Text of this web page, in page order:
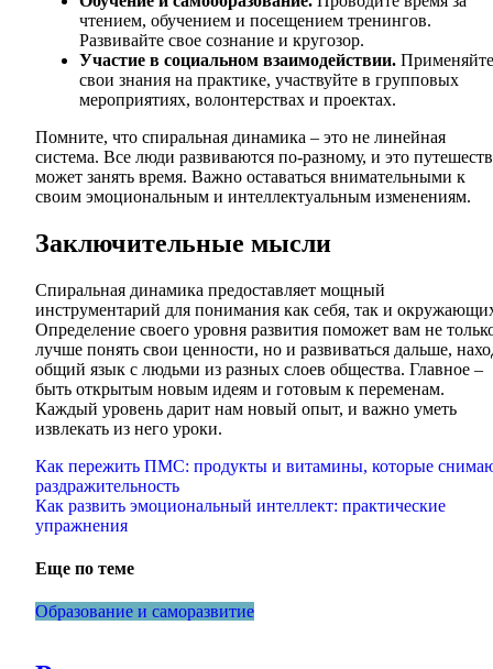
чтением, обучением и посещением тренингов.
Развивайте свое сознание и кругозор.
Участие в социальном взаимодействии. Применяйте
свои знания на практике, участвуйте в групповых
мероприятиях, волонтерствах и проектах.
Помните, что спиральная динамика – это не линейная
система. Все люди развиваются по-разному, и это
может занять время. Важно оставаться внимательными к
своим эмоциональным и интеллектуальным изменениям.
Заключительные мысли
Спиральная динамика предоставляет мощный
инструментарий для понимания как себя, так и
Определение своего уровня развития поможет вам не
лучше понять свои ценности, но и развиваться дальше,
общий язык с людьми из разных слоев общества. Главное –
быть открытым новым идеям и готовым к переменам.
Каждый уровень дарит нам новый опыт, и важно уметь
извлекать из него уроки.
Навигация
по
записям
Как пережить ПМС: продукты и витамины, которые
раздражительность
Как развить эмоциональный интеллект: практические
упражнения
Еще по теме
Образование и саморазвитие